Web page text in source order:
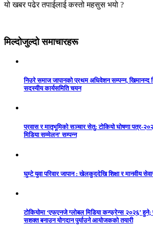
यो खबर पढेर तपाईलाई कस्तो महसुस भयो ?
मिल्दोजुल्दो समाचारहरू
निउरे समाज जापानको प्रथम अधिवेशन सम्पन्न, खिमानन्द
सदस्यीय कार्यसमिति चयन
प्रवास र मातृभूमिको सञ्चार सेतु: टोकियो घोषणा पत्र-
मिडिया सम्मेलन’ सम्पन्न
घुम्टे युवा परिवार जापान : खेलकुददेखि शिक्षा र मानवीय
टोकियोमा ‘एफएनजे ग्लोबल मिडिया कन्फ्रेन्स २०२६’ हुने;
सशक्त बनाउन योगदान पुर्याउने आयोजकको तयारी